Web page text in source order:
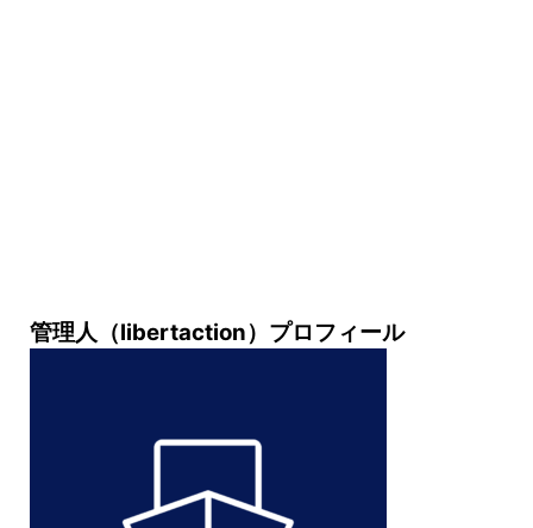
管理人（libertaction）プロフィール